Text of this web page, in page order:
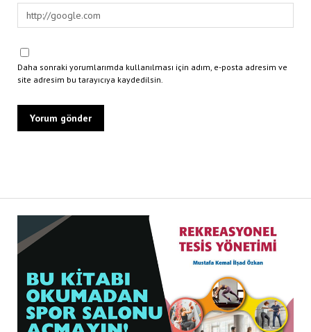
Daha sonraki yorumlarımda kullanılması için adım, e-posta adresim ve
site adresim bu tarayıcıya kaydedilsin.